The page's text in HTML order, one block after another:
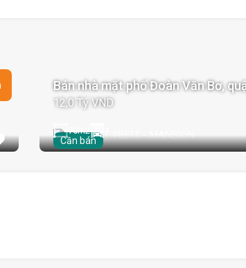
Cần bán
Bán nhà mặt phố Đoàn Văn Bơ,
12,0 Tỷ VND
70m2